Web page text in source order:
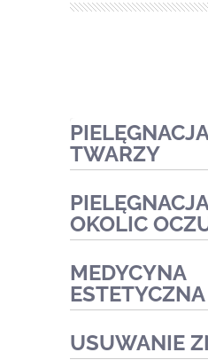
TWARZY
Zabiegi
Zabiegi
Zabiegi
Zabiegi
Zabiegi na
różowaty
OKOLIC
Zabiegi
Zabiegi medyczne
MEDYCYNA
ESTETYCZNA
USUWANIE